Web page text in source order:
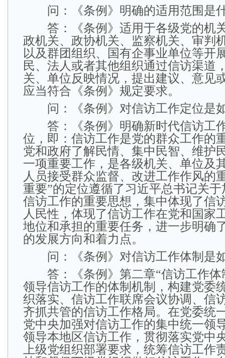
问：《条例》明确的适用范围是
答：《条例》适用于各级党的机
政机关、政协机关、监察机关、审判
以及群团组织、国有企事业单位等开
民、法人或者其他组织通过信访渠道
关、单位反映情况，提出建议、意见
应当符合《条例》规定要求。
问：《条例》对信访工作定位是
答：《条例》明确新时代信访工
位，即：信访工作是党的群众工作的
党和政府了解民情、集中民智、维护
一项重要工作，是各级机关、单位及
人员接受群众监督、改进工作作风的
重要”的定位遵循了习近平总书记关
信访工作的重要思想，集中体现了信
人民性，体现了信访工作在党和国家
地位和承担的重要任务，进一步明确
的发展方向和着力点。
问：《条例》对信访工作体制是
答：《条例》第二章“信访工作体
领导信访工作的体制机制，构建党委
织落实、信访工作联席会议协调、信
齐抓共管的信访工作格局。在党委统
党中央加强对信访工作的集中统一领
领导本地区信访工作，贯彻落实党中
上级党组织部署要求，统筹信访工作